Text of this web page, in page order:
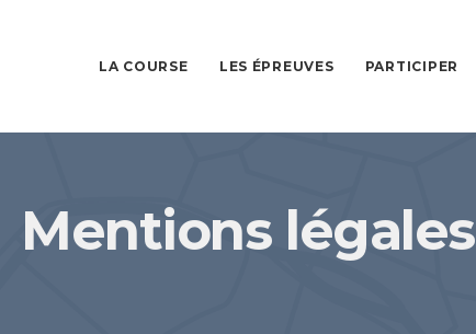
LA COURSE LES ÉPREUVES PARTICIPER
Mentions légales